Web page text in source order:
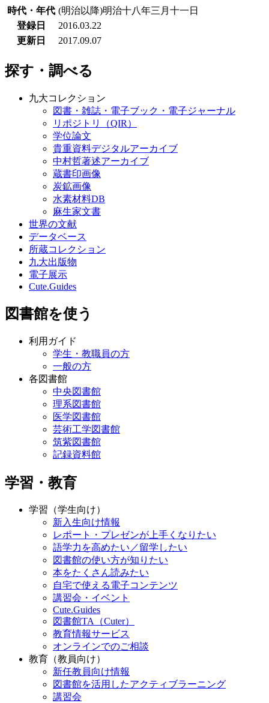
時代・年代 (明治以降)明治十八年三月十一日
登録日
2016.03.22
更新日
2017.09.07
探す・調べる
九大コレクション
図書・雑誌・電子ブック・電子ジャーナル
リポジトリ（QIR）
学位論文
貴重資料デジタルアーカイブ
中村哲著述アーカイブ
蔵書印画像
炭鉱画像
水素材料DB
麻生家文書
世界の文献
データベース
所蔵コレクション
九大出版物
電子展示
Cute.Guides
図書館を使う
利用ガイド
学生・教職員の方
一般の方
各図書館
中央図書館
理系図書館
医学図書館
芸術工学図書館
筑紫図書館
記録資料館
学習・教育
学習（学生向け）
新入生向け情報
レポート・プレゼンが上手くなりたい
語学力を高めたい／留学したい
図書館の使い方が知りたい
本をたくさん読みたい
自宅で使える電子コンテンツ
講習会・イベント
Cute.Guides
図書館TA（Cuter）
教育情報サービス
オンラインでのご相談
教育（教員向け）
新任教員向け情報
図書館を活用したアクティブラーニング
講習会